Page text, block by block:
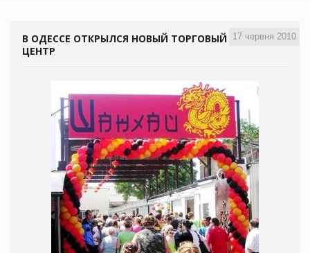
17 червня 2010
В ОДЕССЕ ОТКРЫЛСЯ НОВЫЙ ТОРГОВЫЙ
ЦЕНТР